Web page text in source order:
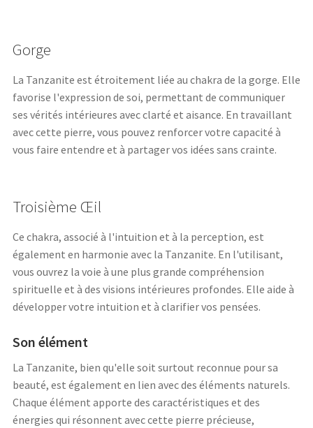
Gorge
La Tanzanite est étroitement liée au chakra de la gorge. Elle
favorise l'expression de soi, permettant de communiquer
ses vérités intérieures avec clarté et aisance. En travaillant
avec cette pierre, vous pouvez renforcer votre capacité à
vous faire entendre et à partager vos idées sans crainte.
Troisième Œil
Ce chakra, associé à l'intuition et à la perception, est
également en harmonie avec la Tanzanite. En l'utilisant,
vous ouvrez la voie à une plus grande compréhension
spirituelle et à des visions intérieures profondes. Elle aide à
développer votre intuition et à clarifier vos pensées.
Son élément
La Tanzanite, bien qu'elle soit surtout reconnue pour sa
beauté, est également en lien avec des éléments naturels.
Chaque élément apporte des caractéristiques et des
énergies qui résonnent avec cette pierre précieuse,